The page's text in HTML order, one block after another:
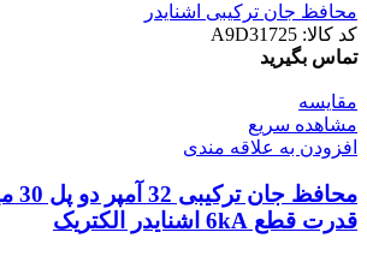
محافظ جان ترکیبی اشنایدر
کد کالا: A9D31725
تماس بگیرید
مقایسه
مشاهده سریع
افزودن به علاقه مندی
قدرت قطع 6kA اشنایدر الکتریک